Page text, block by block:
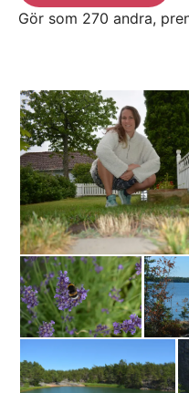
Gör som 270 andra,